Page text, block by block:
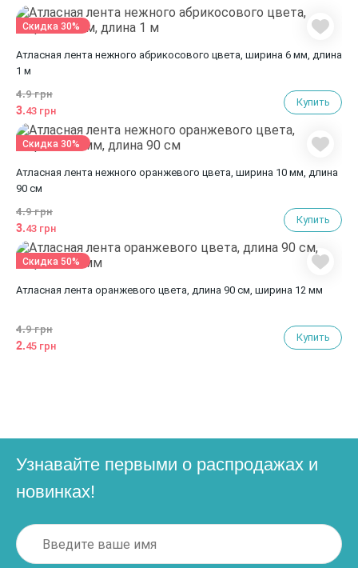
Атласная лента нежного абрикосового цвета, ширина 6 мм, длина
1 м
4.9 грн
3.43 грн
Купить
Скидка 30%
Атласная лента нежного оранжевого цвета, ширина 10 мм, длина
90 см
4.9 грн
3.43 грн
Купить
Скидка 30%
Атласная лента оранжевого цвета, длина 90 см, ширина 12 мм
4.9 грн
2.45 грн
Купить
Скидка 50%
Узнавайте первыми о распродажах и
новинках!